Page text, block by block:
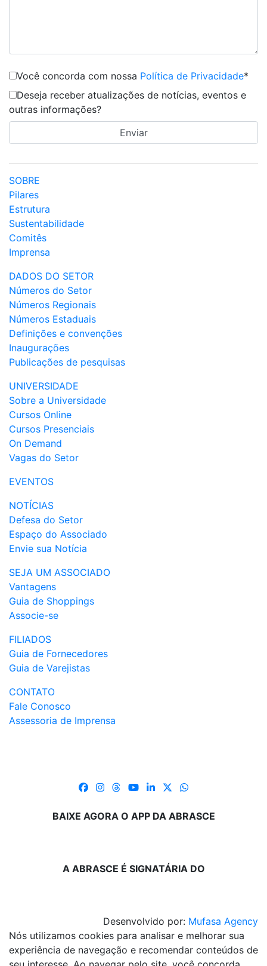
Você concorda com nossa Política de Privacidade*
Deseja receber atualizações de notícias, eventos e
outras informações?
SOBRE
Pilares
Estrutura
Sustentabilidade
Comitês
Imprensa
DADOS DO SETOR
Números do Setor
Números Regionais
Números Estaduais
Definições e convenções
Inaugurações
Publicações de pesquisas
UNIVERSIDADE
Sobre a Universidade
Cursos Online
Cursos Presenciais
On Demand
Vagas do Setor
EVENTOS
NOTÍCIAS
Defesa do Setor
Espaço do Associado
Envie sua Notícia
SEJA UM ASSOCIADO
Vantagens
Guia de Shoppings
Associe-se
FILIADOS
Guia de Fornecedores
Guia de Varejistas
CONTATO
Fale Conosco
Assessoria de Imprensa
BAIXE AGORA O APP DA ABRASCE
A ABRASCE É SIGNATÁRIA DO
Desenvolvido por: Mufasa Agency
Nós utilizamos cookies para analisar e melhorar sua
experiência de navegação e recomendar conteúdos de